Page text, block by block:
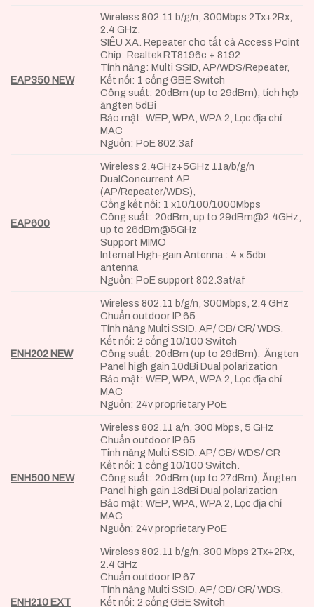
EAP350 NEW
Wireless 802.11 b/g/n, 300Mbps 2Tx+2Rx,
2.4 GHz.
SIÊU XA. Repeater cho tất cả Access Point
Chíp: Realtek RT8196c + 8192
Tính năng: Multi SSID, AP/WDS/Repeater,
Kết nối: 1 cổng GBE Switch
Công suất: 20dBm (up to 29dBm), tích hợp
ăngten 5dBi
Bảo mật: WEP, WPA, WPA 2, Lọc địa chỉ
MAC
Nguồn: PoE 802.3af
EAP600
Wireless 2.4GHz+5GHz 11a/b/g/n
DualConcurrent AP
(AP/Repeater/WDS),
Cổng kết nối: 1 x10/100/1000Mbps
Công suất: 20dBm, up to 29dBm@2.4GHz,
up to 26dBm@5GHz
Support MIMO
Internal High-gain Antenna : 4 x 5dbi
antenna
Nguồn: PoE support 802.3at/af
ENH202 NEW
Wireless 802.11 b/g/n, 300Mbps, 2.4 GHz
Chuẩn outdoor IP 65
Tính năng Multi SSID. AP/ CB/ CR/ WDS.
Kết nối: 2 cổng 10/100 Switch
Công suất: 20dBm (up to 29dBm). Ăngten
Panel high gain 10dBi Dual polarization
Bảo mật: WEP, WPA, WPA 2, Lọc địa chỉ
MAC
Nguồn: 24v proprietary PoE
ENH500 NEW
Wireless 802.11 a/n, 300 Mbps, 5 GHz
Chuẩn outdoor IP 65
Tính năng Multi SSID. AP/ CB/ WDS/ CR
Kết nối: 1 cổng 10/100 Switch.
Công suất: 20dBm (up to 27dBm), Ăngten
Panel high gain 13dBi Dual polarization
Bảo mật: WEP, WPA, WPA 2, Lọc địa chỉ
MAC
Nguồn: 24v proprietary PoE
ENH210 EXT
Wireless 802.11 b/g/n, 300 Mbps 2Tx+2Rx,
2.4 GHz
Chuẩn outdoor IP 67
Tính năng Multi SSID, AP/ CB/ CR/ WDS.
Kết nối: 2 cổng GBE Switch